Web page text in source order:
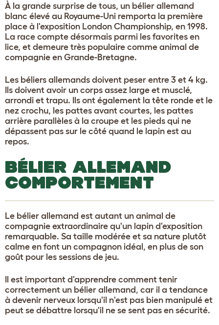
À la grande surprise de tous, un bélier allemand
blanc élevé au Royaume-Uni remporta la première
place à l'exposition London Championship, en 1998.
La race compte désormais parmi les favorites en
lice, et demeure très populaire comme animal de
compagnie en Grande-Bretagne.
Les béliers allemands doivent peser entre 3 et 4 kg.
Ils doivent avoir un corps assez large et musclé,
arrondi et trapu. Ils ont également la tête ronde et le
nez crochu, les pattes avant courtes, les pattes
arrière parallèles à la croupe et les pieds qui ne
dépassent pas sur le côté quand le lapin est au
repos.
BÉLIER ALLEMAND
COMPORTEMENT
Le bélier allemand est autant un animal de
compagnie extraordinaire qu'un lapin d'exposition
remarquable. Sa taille modérée et sa nature plutôt
calme en font un compagnon idéal, en plus de son
goût pour les sessions de jeu.
Il est important d'apprendre comment tenir
correctement un bélier allemand, car il a tendance
à devenir nerveux lorsqu'il n'est pas bien manipulé et
peut se débattre lorsqu'il ne se sent pas en sécurité.